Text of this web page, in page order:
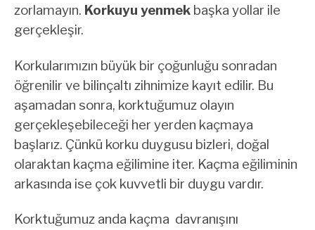
zorlamayın. Korkuyu yenmek başka yollar ile
gerçekleşir.
Korkularımızın büyük bir çoğunluğu sonradan
öğrenilir ve bilinçaltı zihnimize kayıt edilir. Bu
aşamadan sonra, korktuğumuz olayın
gerçekleşebileceği her yerden kaçmaya
başlarız. Çünkü korku duygusu bizleri, doğal
olaraktan kaçma eğilimine iter. Kaçma eğiliminin
arkasında ise çok kuvvetli bir duygu vardır.
Korktuğumuz anda kaçma davranışını